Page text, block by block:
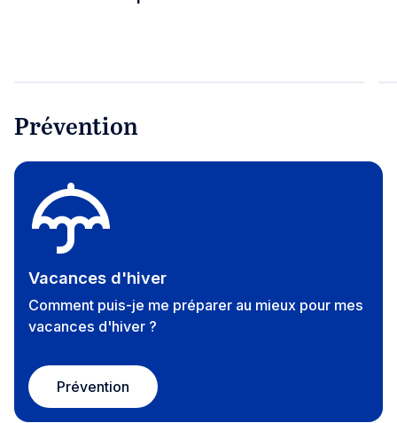
Prévention
Vacances d'hiver
Comment puis-je me préparer au mieux pour mes
vacances d'hiver ?
Prévention